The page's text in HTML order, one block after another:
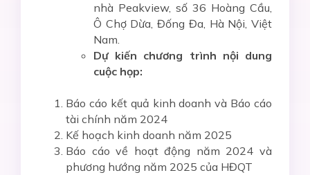
nhà Peakview, số 36 Hoàng Cầu,
Ô Chợ Dừa, Đống Đa, Hà Nội, Việt
Nam.
Dự kiến chương trình nội dung
cuộc họp:
Báo cáo kết quả kinh doanh và Báo cáo
tài chính năm 2024
Kế hoạch kinh doanh năm 2025
Báo cáo về hoạt động năm 2024 và
phương hướng năm 2025 của HĐQT